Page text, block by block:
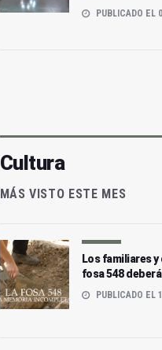
PUBLICADO EL
Cultura
MÁS VISTO ESTE MES
Los familiares
fosa 548
PUBLICADO EL